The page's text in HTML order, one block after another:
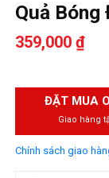
Quả Bóng
359,000 ₫
ĐẶT MUA
Giao hàng
Chính sách giao